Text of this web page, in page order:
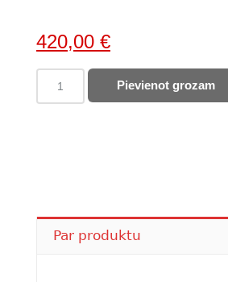
Original
price
was:
420,00 €Current
price
is:
SAMSUNG
veļas
Pievienot grozam
Par produktu